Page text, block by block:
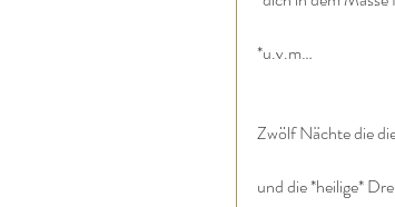
*u.v.m…
Zwölf Nächte die
und die *heilige*